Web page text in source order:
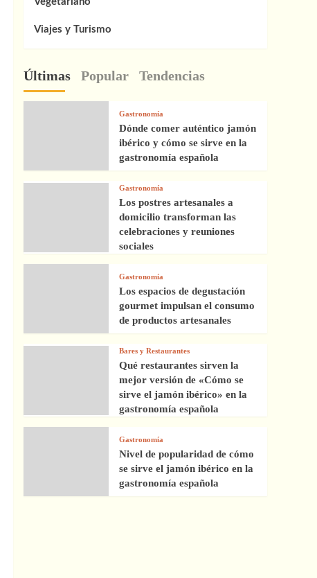
Viajes y Turismo
Últimas Popular Tendencias
Gastronomía
Dónde comer auténtico jamón
ibérico y cómo se sirve en la
gastronomía española
Gastronomía
Los postres artesanales a
domicilio transforman las
celebraciones y reuniones
sociales
Gastronomía
Los espacios de degustación
gourmet impulsan el consumo
de productos artesanales
Bares y Restaurantes
Qué restaurantes sirven la
mejor versión de «Cómo se
sirve el jamón ibérico» en la
gastronomía española
Gastronomía
Nivel de popularidad de cómo
se sirve el jamón ibérico en la
gastronomía española